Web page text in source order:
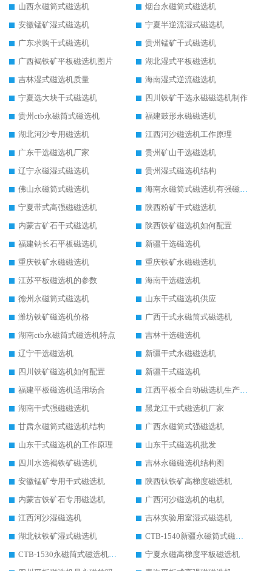
山西永磁筒式磁选机
烟台永磁筒式磁选机
安徽锰矿湿式磁选机
宁夏半逆流湿式磁选机
广东求购干式磁选机
贵州锰矿干式磁选机
广西褐铁矿平板磁选机图片
湖北湿式平板磁选机
吉林湿式磁选机质量
海南湿式逆流磁选机
宁夏选大块干式磁选机
四川铁矿干选永磁磁选机制作
贵州ctb永磁筒式磁选机
福建鼓形永磁磁选机
湖北河沙专用磁选机
江西河沙磁选机工作原理
广东干选磁选机厂家
贵州矿山干选磁选机
辽宁永磁湿式磁选机
贵州湿式磁选机结构
佛山永磁筒式磁选机
海南永磁筒式磁选机有强磁的吗
宁夏带式高强磁磁选机
陕西粉矿干式磁选机
内蒙古矿石干式磁选机
陕西铁矿磁选机如何配置
福建钠长石平板磁选机
新疆干选磁选机
重庆铁矿永磁磁选机
重庆铁矿永磁磁选机
江苏平板磁选机的参数
海南干选磁选机
德州永磁筒式磁选机
山东干式磁选机供应
潍坊铁矿磁选机价格
广西干式永磁筒式磁选机
湖南ctb永磁筒式磁选机特点
吉林干选磁选机
辽宁干选磁选机
新疆干式永磁磁选机
四川铁矿磁选机如何配置
新疆干式磁选机
福建平板磁选机适用场合
江西平板全自动磁选机生产厂家
湖南干式强磁磁选机
黑龙江干式磁选机厂家
甘肃永磁筒式磁选机结构
广西永磁筒式强磁选机
山东干式磁选机的工作原理
山东干式磁选机批发
四川水选褐铁矿磁选机
吉林永磁磁选机结构图
安徽锰矿专用干式磁选机
陕西钛铁矿高梯度磁选机
内蒙古铁矿石专用磁选机
广西河沙磁选机的电机
江西河沙湿磁选机
吉林实验用室湿式磁选机
湖北钛铁矿湿式磁选机
CTB-1540新疆永磁筒式磁选机
CTB-1530永磁筒式磁选机代理商
宁夏永磁高梯度平板磁选机